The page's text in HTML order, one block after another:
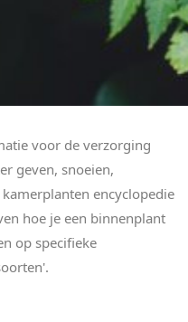
voor de verzorging
geven, snoeien,
encyclopedie
hoe je een binnenplant
op specifieke